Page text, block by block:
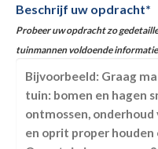
Beschrijf uw opdracht*
Probeer uw opdracht zo
tuinmannen voldoende